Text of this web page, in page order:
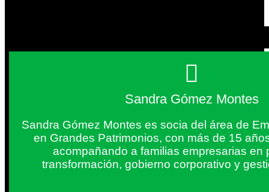
Sandra Gómez Montes
Sandra Gómez Montes es socia del área de
en Grandes Patrimonios, con más de 15
acompañando a familias empresarias en
transformación, gobierno corporativo y